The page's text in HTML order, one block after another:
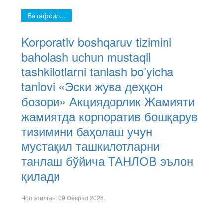
Батафсил...
Korporativ boshqaruv tizimini
baholash uchun mustaqil
tashkilotlarni tanlash bo’yicha
tanlovi «Эски жува деҳқон
бозори» Акциядорлик Жамияти
жамиятда корпоратив бошқарув
тизимини баҳолаш учун
мустақил ташкилотларни
танлаш бўйича ТАНЛОВ эълон
қилади
Чоп этилган:09 Феврал 2026